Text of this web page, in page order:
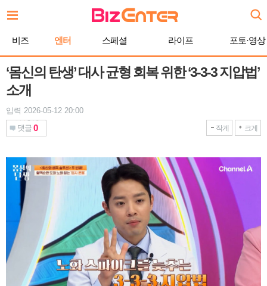
문
비즈 엔터 스페셜 라이프 포토·영상
‘몸신의 탄생’ 대사 균형 회복 위한 ‘3-3-3 지압법’
소개
입력 2026-05-12 20:00
댓글 0 작게 크게